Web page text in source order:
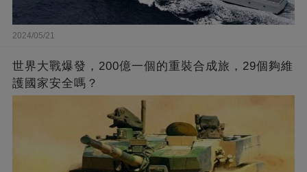
2024/05/21
世界大戰爆發，200億一個的重裝合成旅，29個夠維
護國家安全嗎？